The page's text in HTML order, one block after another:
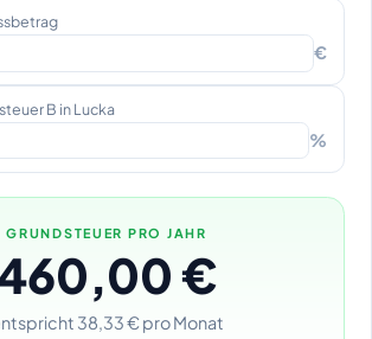
€
B in Lucka
%
GRUNDSTEUER PRO JAHR
€
38,33 € pro Monat